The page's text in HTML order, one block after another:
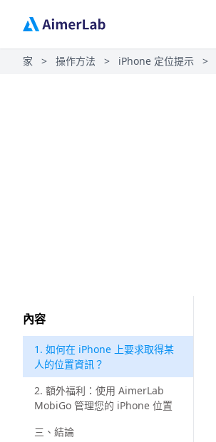
家 > 操作方法 > iPhone 定位提示 >
內容
1. 如何在 iPhone 上要求取得某
人的位置資訊？
2. 額外福利：使用 AimerLab
MobiGo 管理您的 iPhone 位置
三、結論